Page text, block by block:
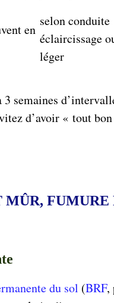
en
selon conduite
éclaircissage
léger
semaines
d’avoir « tout
FUMURE
du sol (BRF,